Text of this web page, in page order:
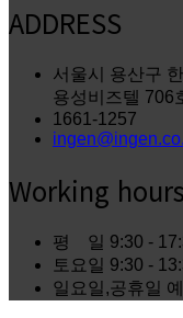
ADDRESS
서울시 용산구
용성비즈텔 706
1661-1257
Working hours
평 일 9:30 -
토요일 9:30 -
일요일,공휴일